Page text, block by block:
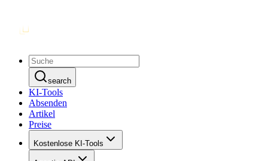
search
KI-Tools
Absenden
Artikel
Preise
Kostenlose KI-Tools